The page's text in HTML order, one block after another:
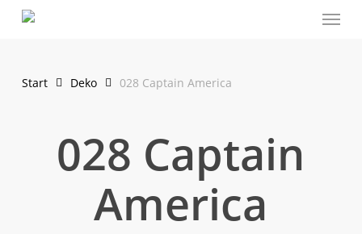
Menu
Start Deko 028 Captain America
028 Captain
America